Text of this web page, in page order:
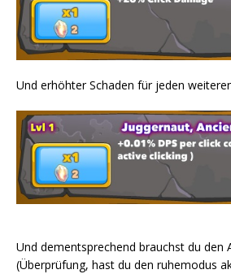
Und erhöhter Schaden für jeden
Und dementsprechend brauchst du den
(Überprüfung, hast du den ruhemodus